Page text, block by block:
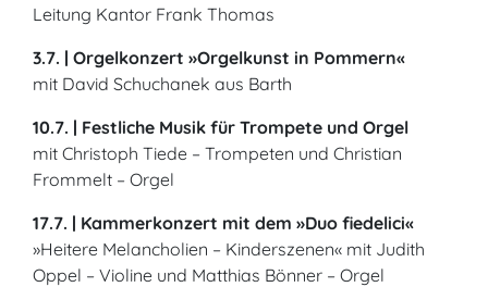
Leitung Kantor Frank Thomas
3.7. | Orgelkonzert »Orgelkunst in Pommern«
mit David Schuchanek aus Barth
10.7. | Festliche Musik für Trompete und Orgel
mit Christoph Tiede – Trompeten und Christian
Frommelt – Orgel
17.7. | Kammerkonzert mit dem »Duo fiedelici«
»Heitere Melancholien – Kinderszenen« mit Judith
Oppel – Violine und Matthias Bönner – Orgel